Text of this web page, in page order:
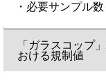
・必要サンプル
「ガラスコップ
おける規制値